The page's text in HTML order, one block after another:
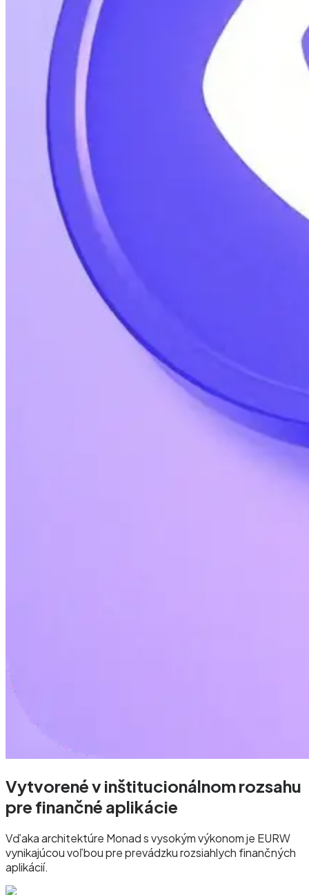
Vytvorené v inštitucionálnom rozsahu
pre finančné aplikácie
Vďaka architektúre Monad s vysokým výkonom je EURW
vynikajúcou voľbou pre prevádzku rozsiahlych finančných
aplikácií.